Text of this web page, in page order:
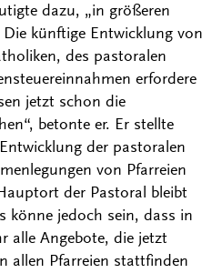
dazu, „in größeren
künftige Entwicklung von
des pastoralen
erfordere
jetzt schon die
betonte er. Er stellte
der pastoralen
von Pfarreien
der Pastoral bleibt
könne jedoch sein, dass in
alle Angebote, die jetzt
allen Pfarreien stattfinden